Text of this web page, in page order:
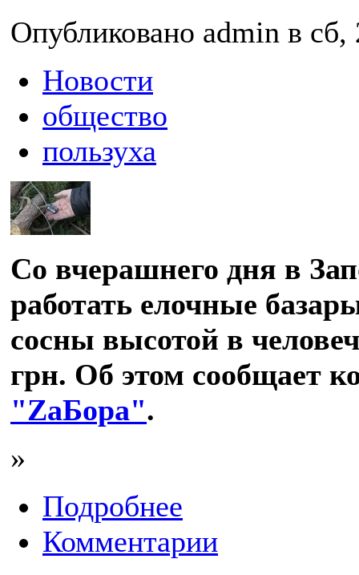
Опубликовано admin в
Новости
общество
пользуха
Со вчерашнего дня в
работать елочные
сосны высотой в
грн. Об этом сообщает
"ZaБора".
»
Подробнее
Комментарии